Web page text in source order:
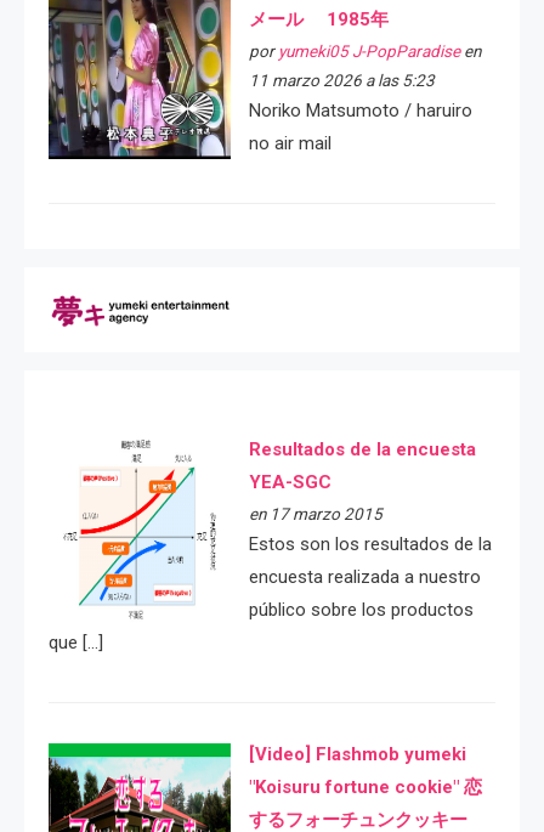
メール 1985年
por yumeki05 J-PopParadiseen
11 marzo 2026 a las 5:23
Noriko Matsumoto / haruiro
no air mail
Resultados de la encuesta
YEA-SGC
en 17 marzo 2015
Estos son los resultados de la
encuesta realizada a nuestro
público sobre los productos
que […]
[Video] Flashmob yumeki
"Koisuru fortune cookie" 恋
するフォーチュンクッキー